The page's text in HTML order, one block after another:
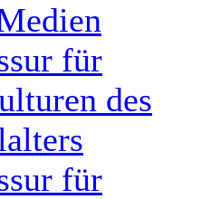
für
des
für